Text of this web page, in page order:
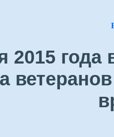
2015 года